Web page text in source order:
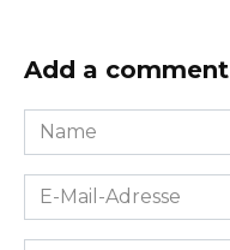
Add a comment
Name
*
E-
Mail-
Adresse